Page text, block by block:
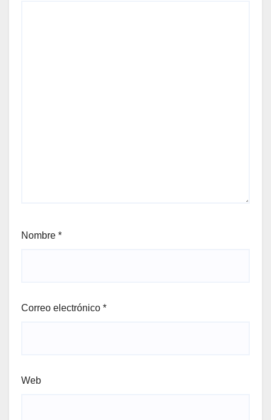
Nombre *
Correo electrónico *
Web